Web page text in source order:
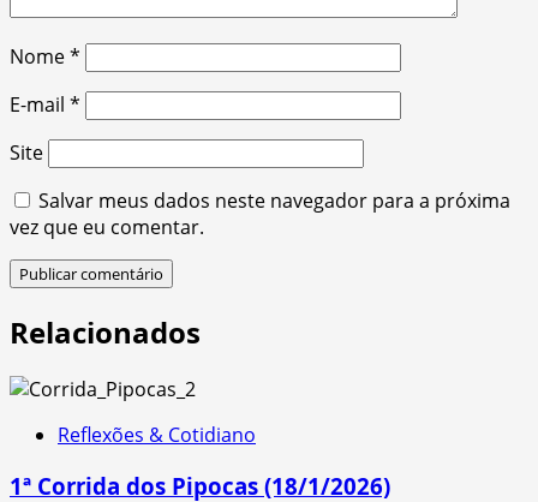
Nome*
E-mail *
Site
Salvar meus dados neste navegador para a próxima
vez que eu comentar.
Relacionados
Reflexões & Cotidiano
1ª Corrida dos Pipocas (18/1/2026)